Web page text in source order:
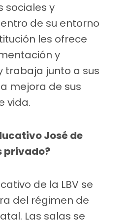
sociales y
de su entorno
les ofrece
y
trabaja junto a sus
mejora de sus
vida.
José de
privado?
de la LBV se
del régimen de
Las salas se